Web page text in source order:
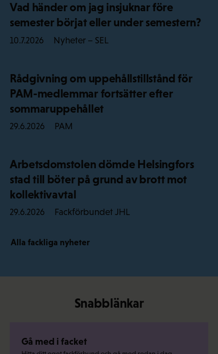
Vad händer om jag insjuknar före
semester börjat eller under semestern?
10.7.2026 Nyheter – SEL
Rådgivning om uppehållstillstånd för
PAM-medlemmar fortsätter efter
sommaruppehållet
29.6.2026 PAM
Arbetsdomstolen dömde Helsingfors
stad till böter på grund av brott mot
kollektivavtal
29.6.2026 Fackförbundet JHL
Alla fackliga nyheter
Snabblänkar
Gå med i facket